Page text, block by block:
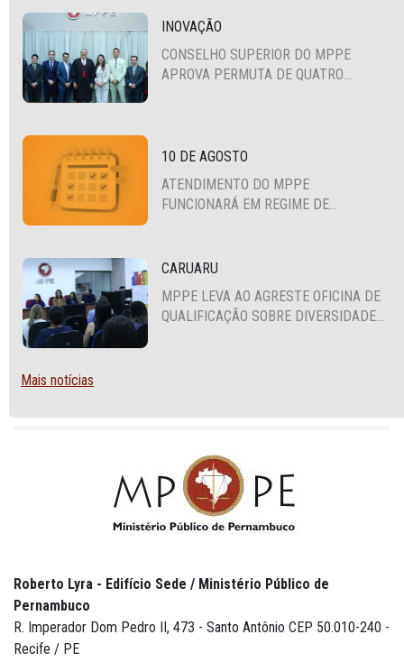
INOVAÇÃO
CONSELHO SUPERIOR DO MPPE
APROVA PERMUTA DE QUATRO
10 DE AGOSTO
ATENDIMENTO DO MPPE
FUNCIONARÁ EM REGIME DE
CARUARU
MPPE LEVA AO AGRESTE OFICINA DE
QUALIFICAÇÃO SOBRE DIVERSIDADE
Mais notícias
Roberto Lyra - Edifício Sede / Ministério Público de
Pernambuco
R. Imperador Dom Pedro II, 473 - Santo Antônio CEP 50.010-240 -
Recife / PE